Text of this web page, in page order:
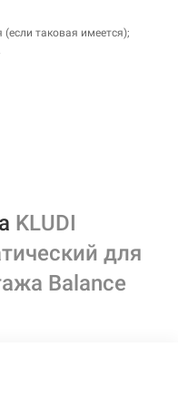
таковая имеется);
KLUDI
для
Balance